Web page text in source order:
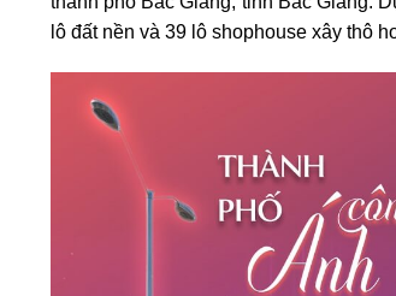
lô đất nền và 39 lô shophouse xây thô